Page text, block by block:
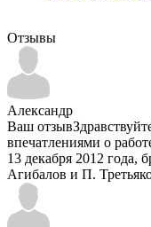
Отзывы
Александр
Ваш
впечатлениями о
13 декабря 2012 года,
Агибалов и П.